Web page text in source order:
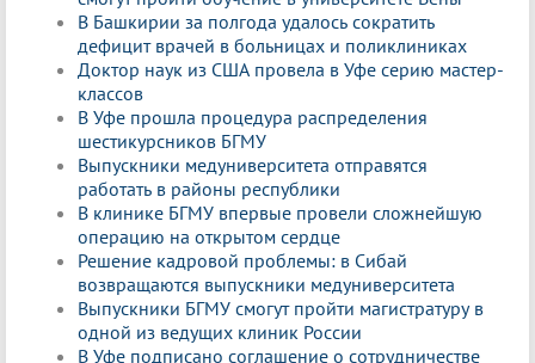
В Башкирии за полгода удалось сократить
дефицит врачей в больницах и поликлиниках
Доктор наук из США провела в Уфе серию мастер-
классов
В Уфе прошла процедура распределения
шестикурсников БГМУ
Выпускники медуниверситета отправятся
работать в районы республики
В клинике БГМУ впервые провели сложнейшую
операцию на открытом сердце
Решение кадровой проблемы: в Сибай
возвращаются выпускники медуниверситета
Выпускники БГМУ смогут пройти магистратуру в
одной из ведущих клиник России
В Уфе подписано соглашение о сотрудничестве